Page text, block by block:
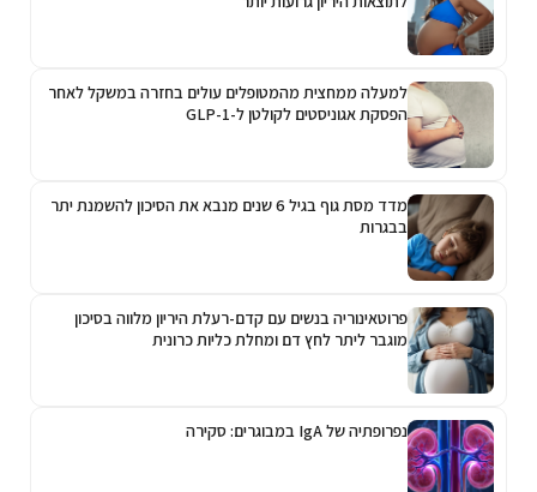
למעלה ממחצית מהמטופלים עולים בחזרה במשקל לאחר
הפסקת אגוניסטים לקולטן ל-GLP-1
מדד מסת גוף בגיל 6 שנים מנבא את הסיכון להשמנת יתר
בבגרות
פרוטאינוריה בנשים עם קדם-רעלת היריון מלווה בסיכון
מוגבר ליתר לחץ דם ומחלת כליות כרונית
נפרופתיה של IgA במבוגרים: סקירה